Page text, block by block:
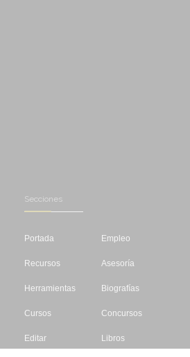
Secciones
Portada
Recursos
Herramientas
Cursos
Editar
Empleo
Asesoría
Biografías
Concursos
Libros